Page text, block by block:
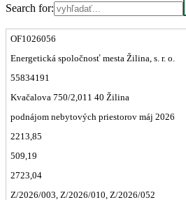
Search for:
OF1026056
Energetická spoločnosť mesta Žilina, s. r. o.
55834191
Kvačalova 750/2,011 40 Žilina
podnájom nebytových priestorov máj 2026
2213,85
509,19
2723,04
Z/2026/003, Z/2026/010, Z/2026/052